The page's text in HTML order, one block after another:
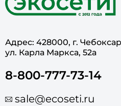
Адрес: 428000, г.
ул. Карла Маркса, 52а
8-800-777-73-14
sale@ecoseti.ru